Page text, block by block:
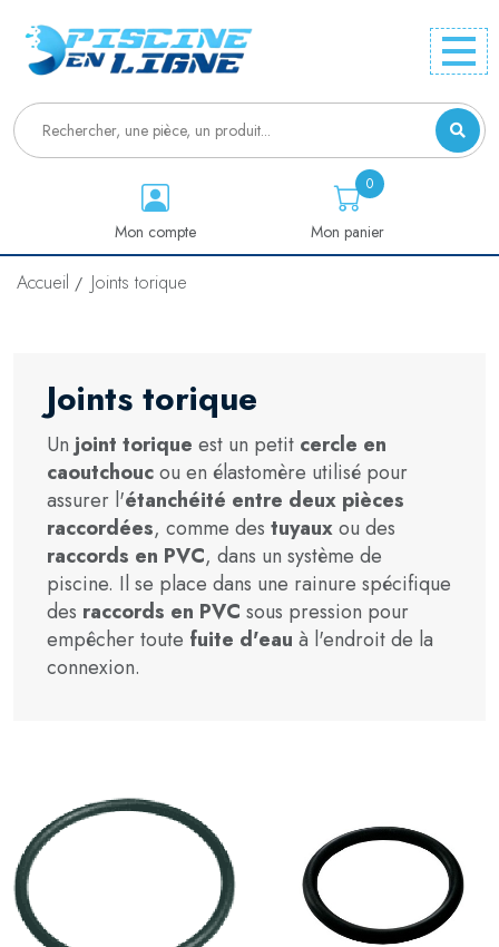
Mon compte Mon panier
0
Accueil Joints torique
Joints torique
Un joint torique est un petit cercle en
caoutchoucou en élastomère utilisé pour
assurer l'étanchéité entre deux pièces
raccordées, comme des tuyauxou des
raccords en PVC, dans un système de
piscine. Il se place dans une rainure spécifique
des raccords en PVC sous pression pour
empêcher toute fuite d'eau à l'endroit de la
connexion.